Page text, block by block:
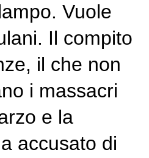
Vuole
Il compito
il che non
i massacri
e la
accusato di